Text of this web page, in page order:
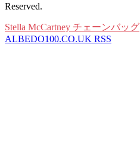
Reserved.
Stella McCartney チェーンバッグ
ALBEDO100.CO.UK RSS